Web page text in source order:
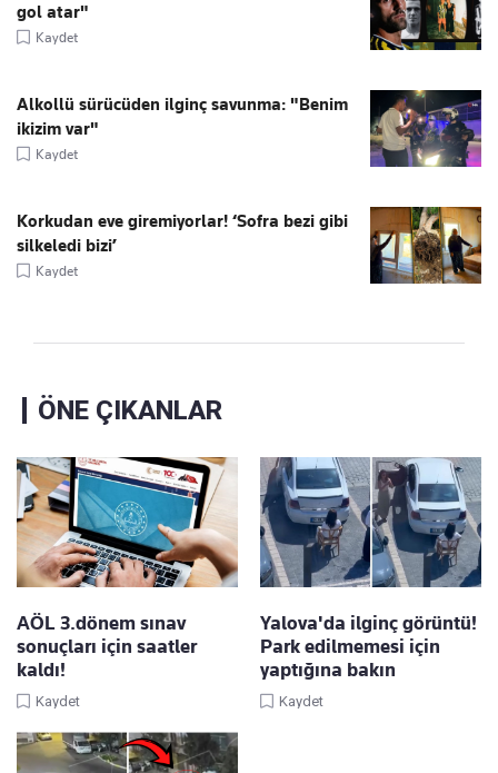
gol atar"
Kaydet
Alkollü sürücüden ilginç savunma: "Benim
ikizim var"
Kaydet
Korkudan eve giremiyorlar! ‘Sofra bezi gibi
silkeledi bizi’
Kaydet
ÖNE ÇIKANLAR
AÖL 3.dönem sınav
sonuçları için saatler
kaldı!
Kaydet
Yalova'da ilginç görüntü!
Park edilmemesi için
yaptığına bakın
Kaydet